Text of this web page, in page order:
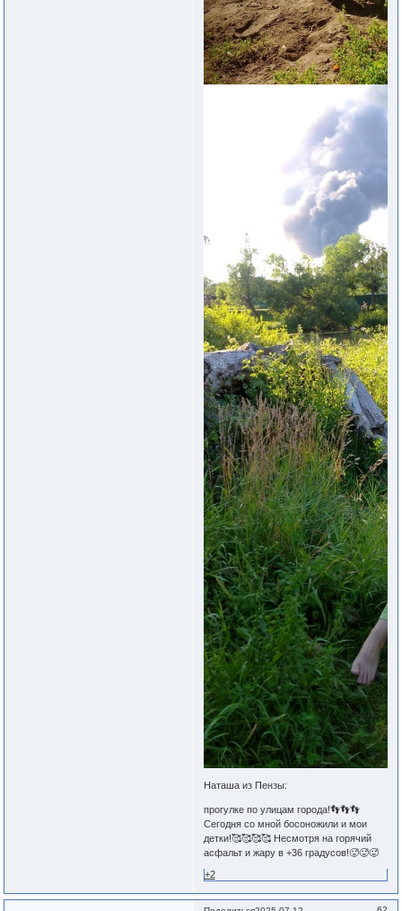
Наташа из Пензы:
прогулке по улицам города!👣👣👣
Сегодня со мной босоножили и мои
детки!🥰🥰🥰🥰 Несмотря на горячий
асфальт и жару в +36 градусов!🥵🥵🥵
+2